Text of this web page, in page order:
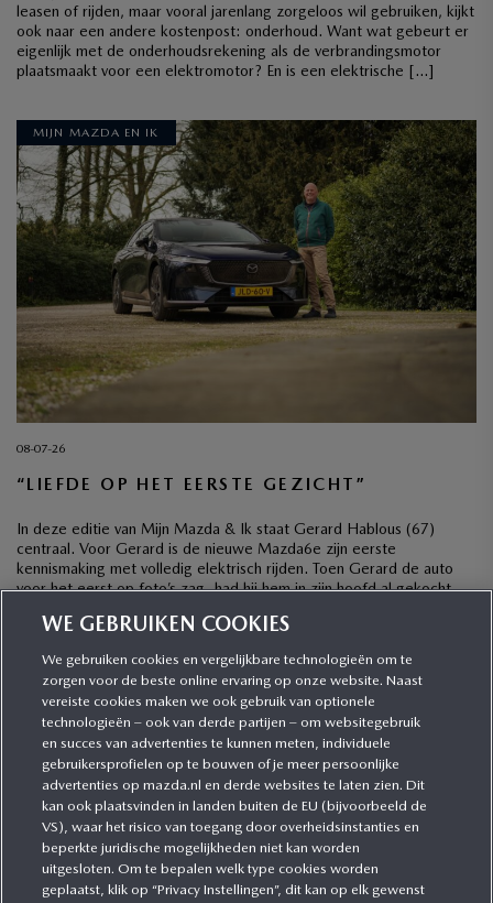
leasen of rijden, maar vooral jarenlang zorgeloos wil gebruiken, kijkt
ook naar een andere kostenpost: onderhoud. Want wat gebeurt er
eigenlijk met de onderhoudsrekening als de verbrandingsmotor
plaatsmaakt voor een elektromotor? En is een elektrische […]
MIJN MAZDA EN IK
08-07-26
“LIEFDE OP HET EERSTE GEZICHT”
In deze editie van Mijn Mazda & Ik staat Gerard Hablous (67)
centraal. Voor Gerard is de nieuwe Mazda6e zijn eerste
kennismaking met volledig elektrisch rijden. Toen Gerard de auto
voor het eerst op foto’s zag, had hij hem in zijn hoofd al gekocht,
CATEGORIEËN
MEER INFORMATIE
MEER ERVAREN
WE GEBRUIKEN COOKIES
We gebruiken cookies en vergelijkbare technologieën om te
zorgen voor de beste online ervaring op onze website. Naast
vereiste cookies maken we ook gebruik van optionele
technologieën – ook van derde partijen – om websitegebruik
en succes van advertenties te kunnen meten, individuele
gebruikersprofielen op te bouwen of je meer persoonlijke
advertenties op mazda.nl en derde websites te laten zien. Dit
kan ook plaatsvinden in landen buiten de EU (bijvoorbeeld de
VS), waar het risico van toegang door overheidsinstanties en
beperkte juridische mogelijkheden niet kan worden
uitgesloten. Om te bepalen welk type cookies worden
geplaatst, klik op “Privacy Instellingen”, dit kan op elk gewenst